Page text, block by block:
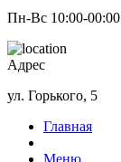
Пн-Вс 10:00-00:00
Адрес
ул. Горького, 5
Главная
Меню